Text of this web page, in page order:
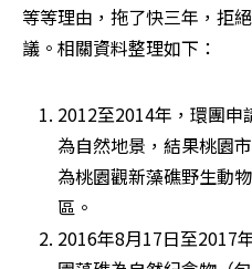
等等理由，拖了快三年，拒
議。相關資料整理如下：
2012至2014年，環團
為自然地景，結果桃園
為桃園觀新藻礁野生動
區。
2016年8月17日至2017